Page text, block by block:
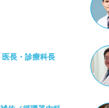
医長・診療科長